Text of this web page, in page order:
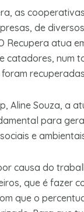
as
de
Recupera atua
catadores, num
Aline Souza, a
para
e
causa do
que é fazer
que o